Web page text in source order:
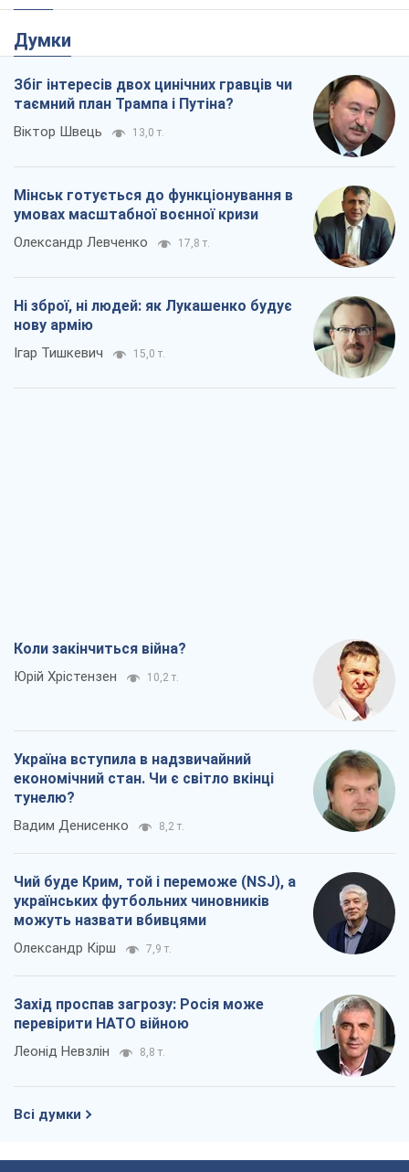
Думки
Збіг інтересів двох цинічних гравців чи
таємний план Трампа і Путіна?
Віктор Швець 13,0 т.
Мінськ готується до функціонування в
умовах масштабної воєнної кризи
Олександр Левченко 17,8 т.
Ні зброї, ні людей: як Лукашенко будує
нову армію
Ігар Тишкевич 15,0 т.
Коли закінчиться війна?
Юрій Хрістензен 10,2 т.
Україна вступила в надзвичайний
економічний стан. Чи є світло вкінці
тунелю?
Вадим Денисенко 8,2 т.
Чий буде Крим, той і переможе (NSJ), а
українських футбольних чиновників
можуть назвати вбивцями
Олександр Кірш 7,9 т.
Захід проспав загрозу: Росія може
перевірити НАТО війною
Леонід Невзлін 8,8 т.
Всі думки